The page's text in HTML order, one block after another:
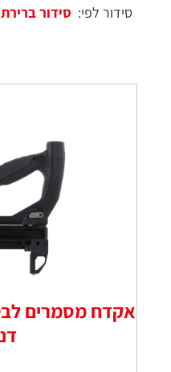
סידור לפי:
אקדח מסמרים